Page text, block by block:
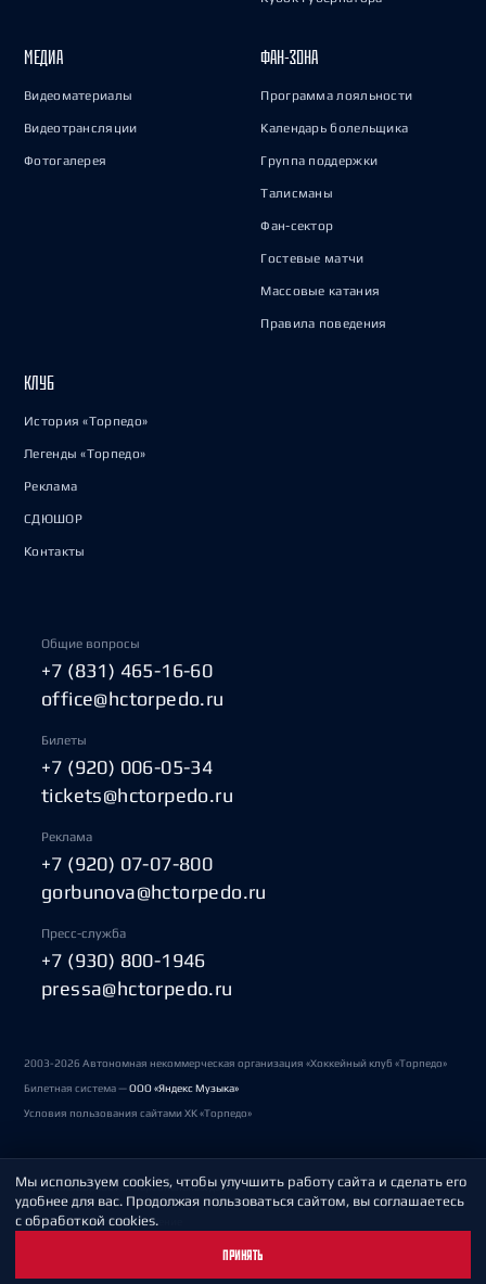
МЕДИА
Видеоматериалы
Видеотрансляции
Фотогалерея
ФАН-ЗОНА
Программа лояльности
Календарь болельщика
Группа поддержки
Талисманы
Фан-сектор
Гостевые матчи
Массовые катания
Правила поведения
КЛУБ
История «Торпедо»
Легенды «Торпедо»
Реклама
СДЮШОР
Контакты
Общие вопросы
+7 (831) 465-16-60
office@hctorpedo.ru
Билеты
+7 (920) 006-05-34
tickets@hctorpedo.ru
Реклама
+7 (920) 07-07-800
gorbunova@hctorpedo.ru
Пресс-служба
+7 (930) 800-1946
pressa@hctorpedo.ru
2003-2026 Автономная некоммерческая организация «Хоккейный клуб «Торпедо»
Билетная система —ООО «Яндекс Музыка»
Условия пользования сайтами ХК «Торпедо»
Политика обработки персональных данных
Пользовательское соглашение
Мы используем cookies, чтобы улучшить работу сайта и сделать его
удобнее для вас. Продолжая пользоваться сайтом, вы соглашаетесь
с обработкой cookies.
ПРИНЯТЬ